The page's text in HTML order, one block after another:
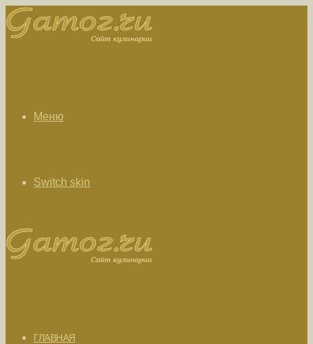
Меню
Switch skin
ГЛАВНАЯ